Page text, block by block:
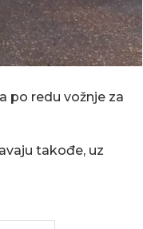
po redu vožnje za
takođe, uz